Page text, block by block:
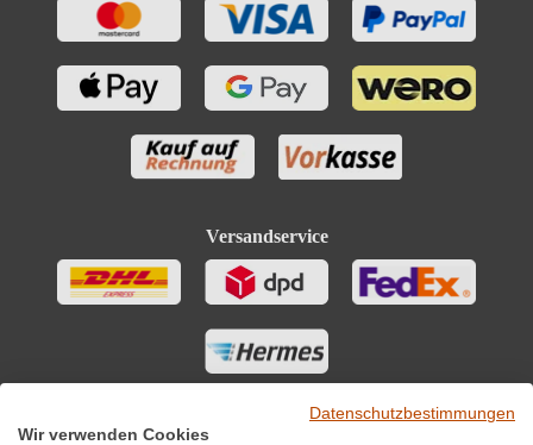
Versandservice
Datenschutzbestimmungen
Wir verwenden Cookies